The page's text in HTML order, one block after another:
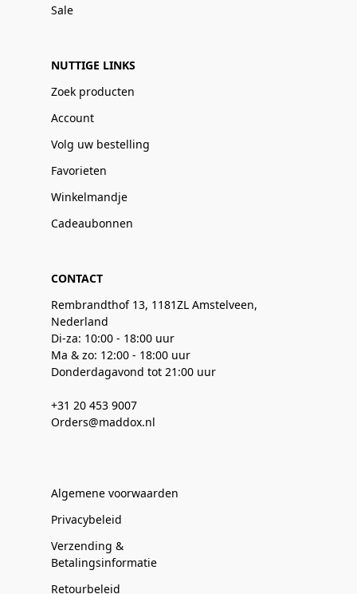
Sale
NUTTIGE LINKS
Zoek producten
Account
Volg uw bestelling
Favorieten
Winkelmandje
Cadeaubonnen
CONTACT
Rembrandthof 13, 1181ZL Amstelveen,
Nederland
Di-za: 10:00 - 18:00 uur
Ma & zo: 12:00 - 18:00 uur
Donderdagavond tot 21:00 uur
+31 20 453 9007
Orders@maddox.nl
Algemene voorwaarden
Privacybeleid
Verzending &
Betalingsinformatie
Retourbeleid